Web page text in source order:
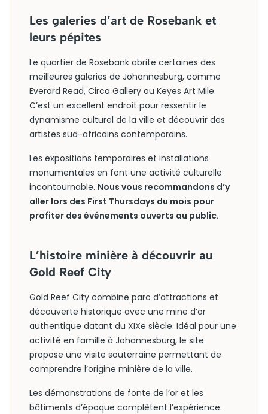
Les galeries d’art de Rosebank et
leurs pépites
Le quartier de Rosebank abrite certaines des
meilleures galeries de Johannesburg, comme
Everard Read, Circa Gallery ou Keyes Art Mile.
C’est un excellent endroit pour ressentir le
dynamisme culturel de la ville et découvrir des
artistes sud-africains contemporains.
Les expositions temporaires et installations
monumentales en font une activité culturelle
incontournable. Nous vous recommandons d’y
aller lors des First Thursdays du mois pour
profiter des événements ouverts au public.
L’histoire minière à découvrir au
Gold Reef City
Gold Reef City combine parc d’attractions et
découverte historique avec une mine d’or
authentique datant du XIXe siècle. Idéal pour une
activité en famille à Johannesburg, le site
propose une visite souterraine permettant de
comprendre l’origine minière de la ville.
Les démonstrations de fonte de l’or et les
bâtiments d’époque complètent l’expérience.